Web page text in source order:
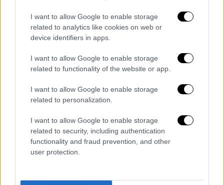
I want to allow Google to enable storage
related to analytics like cookies on web or
device identifiers in apps.
I want to allow Google to enable storage
related to functionality of the website or app.
I want to allow Google to enable storage
related to personalization.
I want to allow Google to enable storage
related to security, including authentication
functionality and fraud prevention, and other
user protection.
είμαι τόσο ευγνώμων, για αυτό συνεχίζω,
αλλά νομίζω ότι την επόμενη φορά που θα
κάνω ένα άλμπουμ που θα είναι
διαφορετικό» εξήγησε.
video